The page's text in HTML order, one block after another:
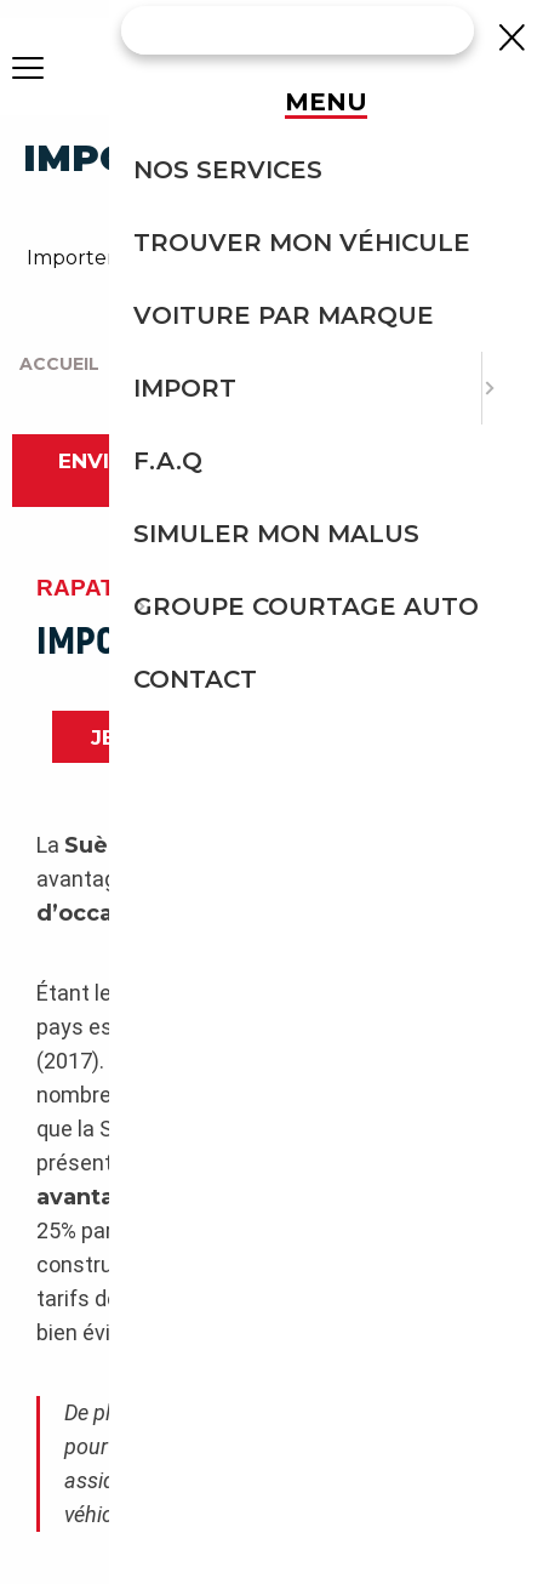
IMPORTER UN VÉHICULE
Importer un véhicule de Suède - Courtage Expert
ACCUEIL
ENVIE D'IMPORTER ? CONTACTEZ-NOUS
RAPATRIEMENT DE VÉHICULE SUÈDE
IMPORTATEUR SUÈDE
JE VEUX IMPORTER UN VÉHICULE
La Suède
avantages sur le marché de
d’occasion
Étant le cinquième plus grand pays d’Europe, ce
pays est composé de 9.995 millions d’habitants
(2017). Nous pouvons constater à travers de
nombreux sites de vente automobile en Europe
que la Suède se positionne comme un pays très
présent sur le marché et offrant des
avantageux
25% par rapport à la France de 20%, les
constructeurs doivent forcément baisser leurs
tarifs de vente du neuf en conséquence. Il y a
bien évidement une répercussion sur les VO.
De plus, par expérience, les vendeurs sont
pour la plupart très déontologiques et
assidus au niveau des révisions, les
véhicules sont de bonne qualité.
MENU
NOS SERVICES
TROUVER MON VÉHICULE
VOITURE PAR MARQUE
IMPORT
F.A.Q
SIMULER MON MALUS
GROUPE COURTAGE AUTO
CONTACT